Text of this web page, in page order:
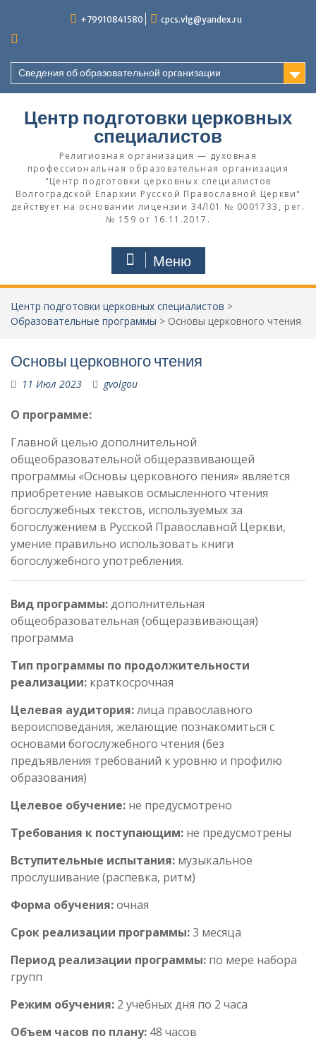
содержимому
+79910841580 cpcs.vlg@yandex.ru
Сведения об образовательной организации
Центр подготовки церковных
специалистов
Религиозная организация — духовная
профессиональная образовательная организация
"Центр подготовки церковных специалистов
Волгоградской Eпархии Русской Православной Церкви"
действует на основании лицензии 34Л01 № 0001733, рег.
№ 159 от 16.11.2017.
Меню
Центр подготовки церковных специалистов >
Образовательные программы > Основы церковного чтения
Основы церковного чтения
11 Июл 2023 gvolgou
О программе:
Главной целью дополнительной
общеобразовательной общеразвивающей
программы «Основы церковного пения» является
приобретение навыков осмысленного чтения
богослужебных текстов, используемых за
богослужением в Русской Православной Церкви,
умение правильно использовать книги
богослужебного употребления.
Вид программы:дополнительная
общеобразовательная (общеразвивающая)
программа
Тип программы по продолжительности
реализации: краткосрочная
Целевая аудитория:лица православного
вероисповедания, желающие познакомиться с
основами богослужебного чтения (без
предъявления требований к уровню и профилю
образования)
Целевое обучение: не предусмотрено
Требования к поступающим: не предусмотрены
Вступительные испытания: музыкальное
прослушивание (распевка, ритм)
Форма обучения:очная
Срок реализации программы:3 месяца
Период реализации программы: по мере набора
групп
Режим обучения: 2 учебных дня по 2 часа
Объем часов по плану: 48 часов